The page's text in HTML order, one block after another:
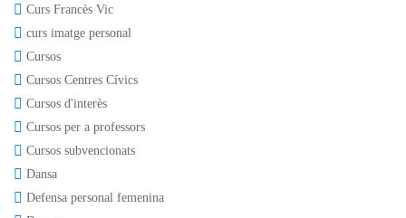
Curs Francès Vic
curs imatge personal
Cursos
Cursos Centres Cívics
Cursos d'interès
Cursos per a professors
Cursos subvencionats
Dansa
Defensa personal femenina